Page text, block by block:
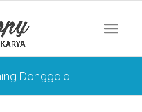
Donggala